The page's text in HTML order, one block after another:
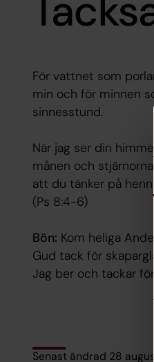
För vattnet som
min och för minnen
sinnesstund.
När jag ser din
månen och
att du tänker på
(Ps 8:4-6)
Bön: Kom heliga
Gud tack för
Jag ber och tackar för…
Senast ändrad 28